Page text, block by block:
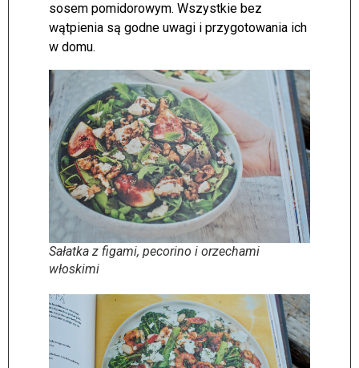
sosem pomidorowym. Wszystkie bez
wątpienia są godne uwagi i przygotowania ich
w domu.
Sałatka z figami, pecorino i orzechami
włoskimi